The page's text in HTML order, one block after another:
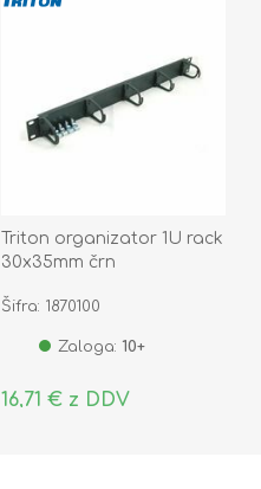
Triton organizator 1U rack
30x35mm črn
Šifra: 1870100
Zaloga: 10+
16,71 € z DDV